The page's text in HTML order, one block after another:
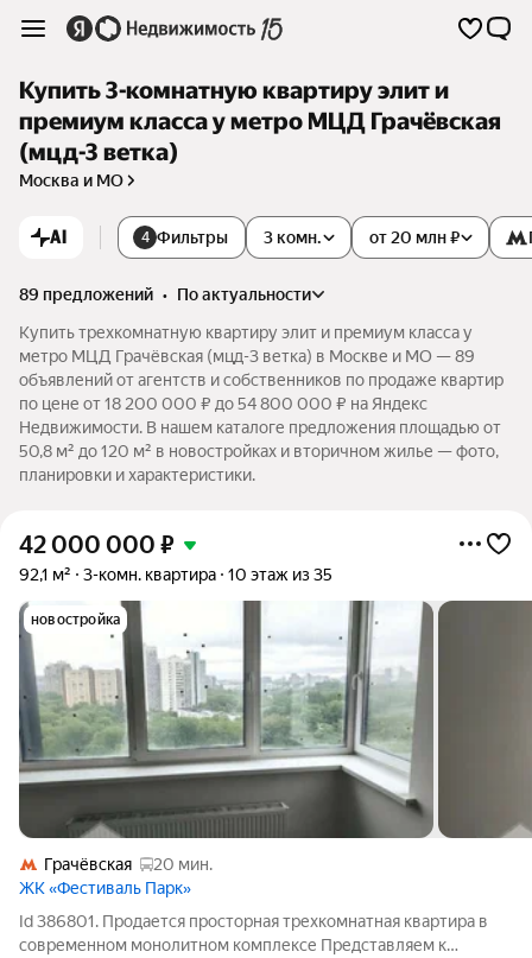
Купить 3-комнатную квартиру элит и
премиум класса у метро МЦД Грачёвская
(мцд-3 ветка)
Москва и МО
AI 4 Фильтры 3 комн. от 20 млн ₽
89 предложений •
по актуальности
Купить трехкомнатную квартиру элит и премиум класса у
метро МЦД Грачёвская (мцд-3 ветка) в Москве и МО — 89
объявлений от агентств и собственников по продаже квартир
по цене от 18 200 000 ₽ до 54 800 000 ₽ на Яндекс
Недвижимости. В нашем каталоге предложения площадью от
50,8 м² до 120 м² в новостройках и вторичном жилье — фото,
планировки и характеристики.
42 000 000 ₽
92,1 м² 3-комн. квартира 10 этаж из 35
новостройка
Грачёвская
20 мин.
ЖК «Фестиваль Парк»
Id 386801. Продается просторная трехкомнатная квартира в
современном монолитном комплексе Представляем к